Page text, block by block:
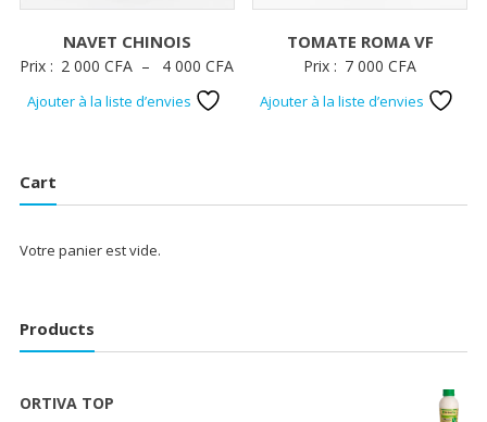
NAVET CHINOIS
Prix : 2 000CFA – 4 000CFAPlage
à
Ajouter à la liste d’envies
TOMATE ROMA VF
Prix : 7 000CFA
Ajouter à la liste d’envies
Cart
Votre panier est vide.
Products
ORTIVA TOP